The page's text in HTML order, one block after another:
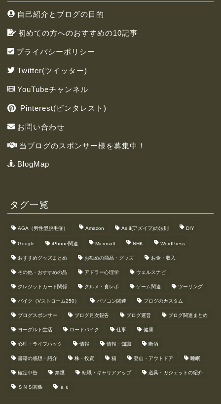
自己紹介とブログの目的
初めての方へのおすすめの10記事
プライバシーポリシー
Twitter(ツイッター)
YouTubeチャンネル
Pinterest(ピンタレスト)
お問い合わせ
当ブログのスポンサー様を募集中！
BlogMap
タグ一覧
AGA（男性型脱毛症） Amazon As if(アズイフ)の法則 DIY
Google iPhone関連 Microsoft NHK WordPress
おすすめグッズまとめ お勧めの商品・グッズ お金・収入
その他・おすすめの品 アドラー心理学 ウェルスナビ
クレジットカード関係 グルメ・食レポ ゲーム関連 ツーリング
バイク（Vストローム250） パソコン関連 ブログのカスタム
ブログスポンサー ブログ月次報告 ブログ運営 ブログ関連まとめ
ヨーグルト生活 ロードバイク 仕事 健康
心理・ライフハック 情報 情報・知識 断酒
書籍の感想・紹介 株・投資 猫 登山・アウトドア 睡眠
確定申告 禁煙 転職・キャリアアップ 道具・ガジェットの紹介
ＳＮＳ関係 ａｕ